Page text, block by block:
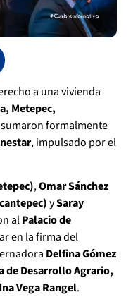
a una vivienda
Metepec,
formalmente
, impulsado por el
,Omar Sánchez
ySaray
alPalacio de
en la firma del
Delfina Gómez
de Desarrollo Agrario,
Vega Rangel.